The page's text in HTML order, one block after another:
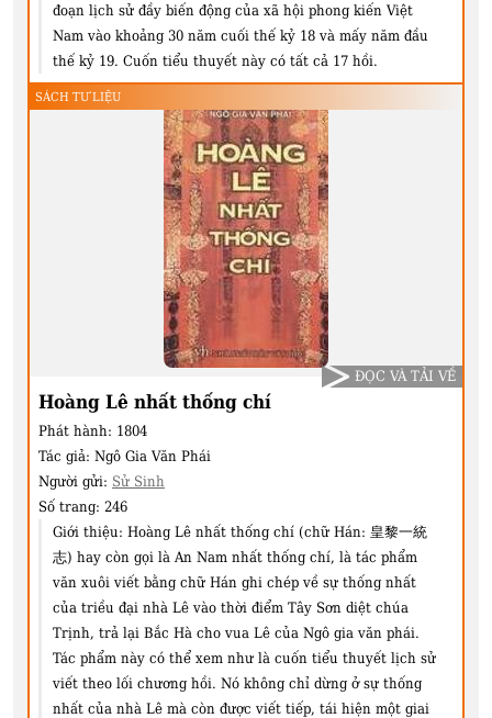
đoạn lịch sử đầy biến động của xã hội phong kiến Việt
Nam vào khoảng 30 năm cuối thế kỷ 18 và mấy năm đầu
thế kỷ 19. Cuốn tiểu thuyết này có tất cả 17 hồi.
SÁCH TƯ LIỆU
Hoàng Lê nhất thống chí
Phát hành: 1804
Tác giả: Ngô Gia Văn Phái
Người gửi: Sử Sinh
Số trang: 246
Giới thiệu: Hoàng Lê nhất thống chí (chữ Hán: 皇黎⼀統
志) hay còn gọi là An Nam nhất thống chí, là tác phẩm
văn xuôi viết bằng chữ Hán ghi chép về sự thống nhất
của triều đại nhà Lê vào thời điểm Tây Sơn diệt chúa
Trịnh, trả lại Bắc Hà cho vua Lê của Ngô gia văn phái.
Tác phẩm này có thể xem như là cuốn tiểu thuyết lịch sử
viết theo lối chương hồi. Nó không chỉ dừng ở sự thống
nhất của nhà Lê mà còn được viết tiếp, tái hiện một giai
ĐỌC VÀ TẢI VỀ